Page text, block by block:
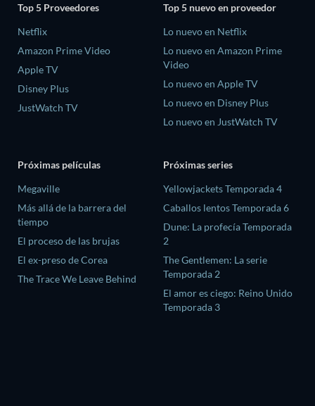
Top 5 Proveedores
Netflix
Amazon Prime Video
Apple TV
Disney Plus
JustWatch TV
Top 5 nuevo en proveedor
Lo nuevo en Netflix
Lo nuevo en Amazon Prime
Video
Lo nuevo en Apple TV
Lo nuevo en Disney Plus
Lo nuevo en JustWatch TV
Próximas películas
Megaville
Más allá de la barrera del
tiempo
El proceso de las brujas
El ex-preso de Corea
The Trace We Leave Behind
Próximas series
Yellowjackets Temporada 4
Caballos lentos Temporada 6
Dune: La profecía Temporada
2
The Gentlemen: La serie
Temporada 2
El amor es ciego: Reino Unido
Temporada 3